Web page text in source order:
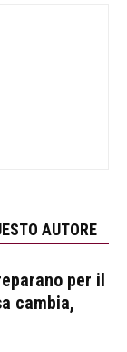
AUTORE
per il
cambia,